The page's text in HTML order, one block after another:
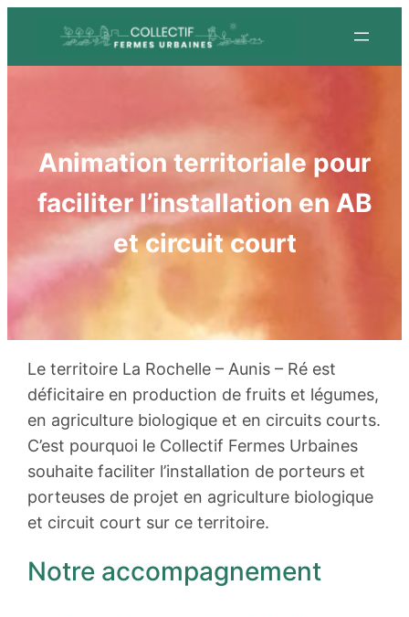
contenu
Animation territoriale pour
faciliter l’installation en AB
et circuit court
Le territoire La Rochelle – Aunis – Ré est
déficitaire en production de fruits et légumes,
en agriculture biologique et en circuits courts.
C’est pourquoi le Collectif Fermes Urbaines
souhaite faciliter l’installation de porteurs et
porteuses de projet en agriculture biologique
et circuit court sur ce territoire.
Notre accompagnement